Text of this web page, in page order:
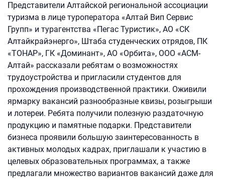
Представители Алтайской региональной ассоциации
туризма в лице туроператора «Алтай Вип Сервис
Групп» и турагентства «Пегас Туристик», АО «СК
Алтайкрайэнерго», Штаба студенческих отрядов, ПК
«ТОНАР», ГК «Доминант», АО «Орбита», ООО «АСМ-
Алтай» рассказали ребятам о возможностях
трудоустройства и пригласили студентов для
прохождения производственной практики. Оживили
ярмарку вакансий разнообразные квизы, розыгрыши
и лотереи. Ребята получили полезную раздаточную
продукцию и памятные подарки. Представители
бизнеса проявили большую заинтересованность в
активных молодых кадрах, приглашали к участию в
целевых образовательных программах, а также
предлагали множество вариантов вакансий даже для